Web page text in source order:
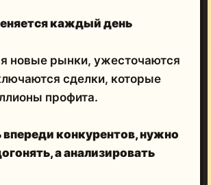
каждый день
новые рынки, ужесточаются
сделки, которые
профита.
конкурентов, нужно
а анализировать